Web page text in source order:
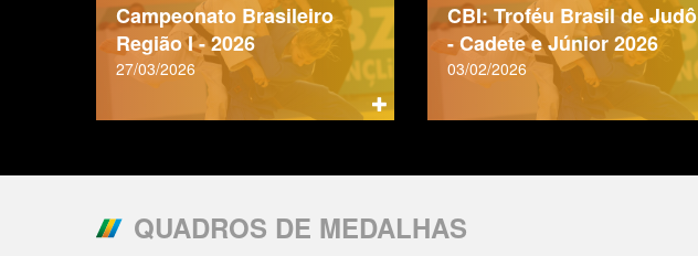
Campeonato Brasileiro
Região I - 2026
27/03/2026
CBI: Troféu Brasil de Judô
- Cadete e Júnior 2026
03/02/2026
QUADROS DE MEDALHAS